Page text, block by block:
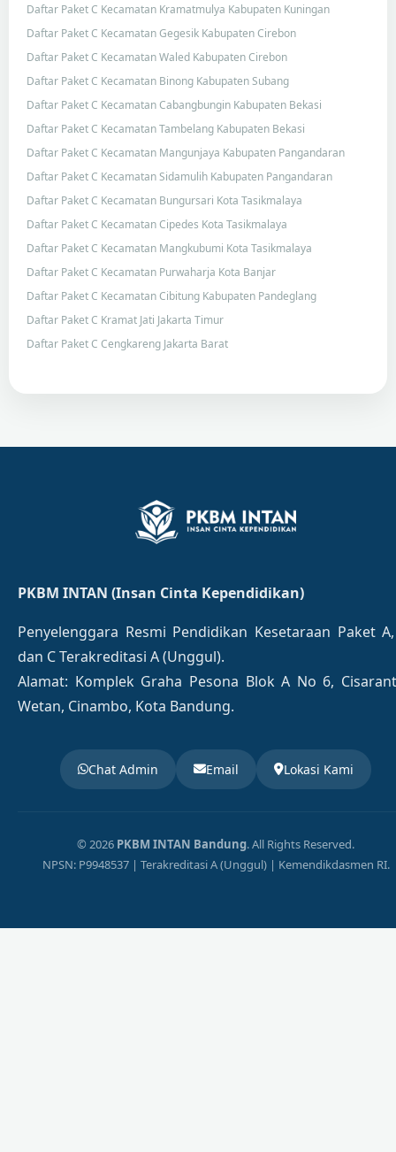
Daftar Paket C Kecamatan Kramatmulya Kabupaten Kuningan
Daftar Paket C Kecamatan Gegesik Kabupaten Cirebon
Daftar Paket C Kecamatan Waled Kabupaten Cirebon
Daftar Paket C Kecamatan Binong Kabupaten Subang
Daftar Paket C Kecamatan Cabangbungin Kabupaten Bekasi
Daftar Paket C Kecamatan Tambelang Kabupaten Bekasi
Daftar Paket C Kecamatan Mangunjaya Kabupaten Pangandaran
Daftar Paket C Kecamatan Sidamulih Kabupaten Pangandaran
Daftar Paket C Kecamatan Bungursari Kota Tasikmalaya
Daftar Paket C Kecamatan Cipedes Kota Tasikmalaya
Daftar Paket C Kecamatan Mangkubumi Kota Tasikmalaya
Daftar Paket C Kecamatan Purwaharja Kota Banjar
Daftar Paket C Kecamatan Cibitung Kabupaten Pandeglang
Daftar Paket C Kramat Jati Jakarta Timur
Daftar Paket C Cengkareng Jakarta Barat
PKBM INTAN (Insan Cinta Kependidikan)
Penyelenggara Resmi Pendidikan Kesetaraan Paket
dan C Terakreditasi A (Unggul).
Alamat: Komplek Graha Pesona Blok A No 6,
Wetan, Cinambo, Kota Bandung.
Chat Admin Email Lokasi Kami
© 2026 PKBM INTAN Bandung. All Rights Reserved.
NPSN: P9948537 | Terakreditasi A (Unggul) | Kemendikdasmen RI.